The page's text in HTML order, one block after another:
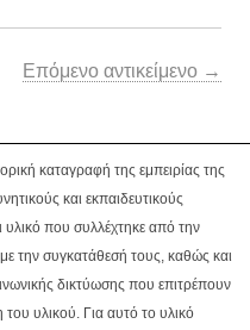
Επόμενο αντικείμενο →
καταγραφή της εμπειρίας της
και εκπαιδευτικούς
που συλλέχτηκε από την
την συγκατάθεσή τους, καθώς και
δικτύωσης που επιτρέπουν
υλικού. Για αυτό το υλικό